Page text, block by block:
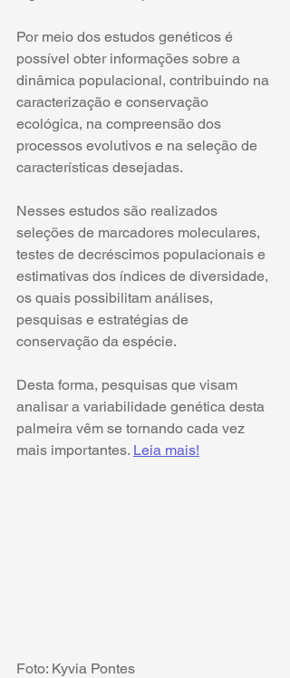
Por meio dos estudos genéticos é
possível obter informações sobre a
dinâmica populacional, contribuindo na
caracterização e conservação
ecológica, na compreensão dos
processos evolutivos e na seleção de
características desejadas.
Nesses estudos são realizados
seleções de marcadores moleculares,
testes de decréscimos populacionais e
estimativas dos índices de diversidade,
os quais possibilitam análises,
pesquisas e estratégias de
conservação da espécie.
Desta forma, pesquisas que visam
analisar a variabilidade genética desta
palmeira vêm se tornando cada vez
mais importantes. Leia mais!
Foto: Kyvia Pontes